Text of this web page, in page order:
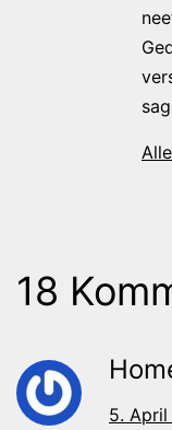
18
5. April